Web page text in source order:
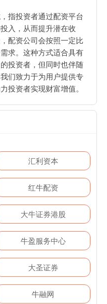
指投资者通过配资平台
入，从而提升潜在收
配资公司会按照一定比
求。这种方式适合具有
投资者，但同时也伴随
们致力于为用户提供专
投资者实现财富增值。
汇利资本
红牛配资
大牛证券港股
牛盈服务中心
大圣证券
牛融网